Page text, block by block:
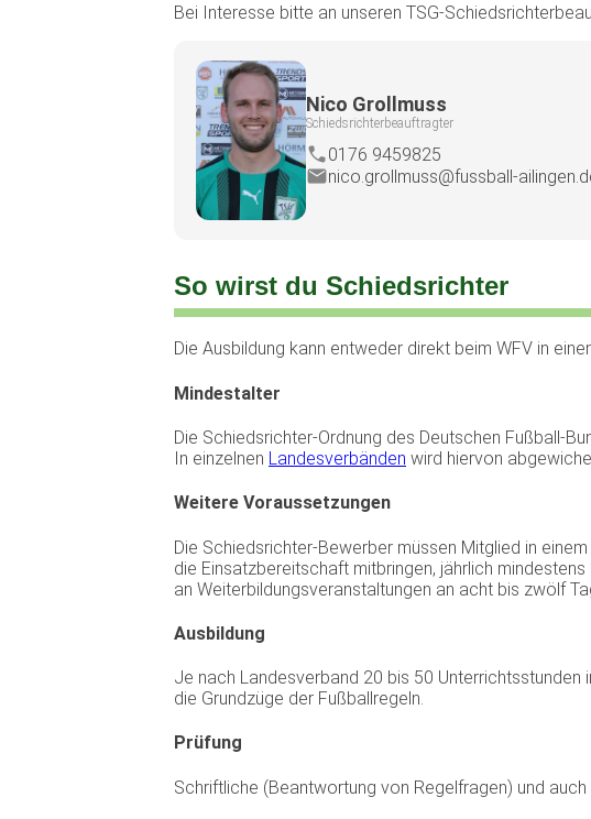
Bei Interesse bitte an unseren TSG-
Nico Grollmuss
Schiedsrichterbeauftragter
0176 9459825
nico.grollmuss@fussball-
So wirst du Schiedsrichter
Die Ausbildung kann entweder direkt beim WFV in
Mindestalter
Die Schiedsrichter-Ordnung des Deutschen Fußball-
In einzelnen Landesverbänden wird hiervon
Weitere Voraussetzungen
Die Schiedsrichter-Bewerber müssen Mitglied in
die Einsatzbereitschaft mitbringen, jährlich
an Weiterbildungsveranstaltungen an acht bis zwölf
Ausbildung
Je nach Landesverband 20 bis 50 Unterrichtsstunden
die Grundzüge der Fußballregeln.
Prüfung
Schriftliche (Beantwortung von Regelfragen) und